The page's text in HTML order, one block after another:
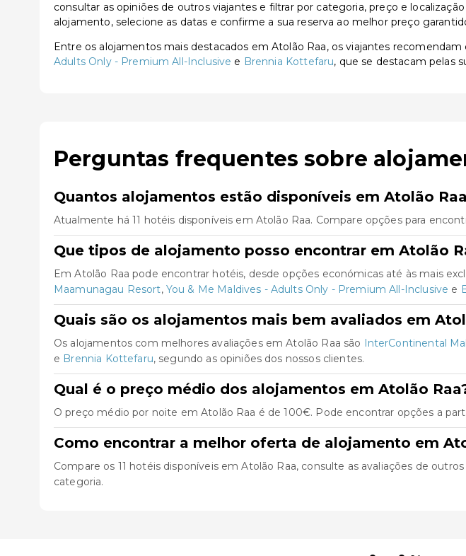
consultar as opiniões de outros viajantes e filtrar por categoria, preço e
alojamento, selecione as datas e confirme a sua reserva ao melhor preço
Entre os alojamentos mais destacados em Atolão Raa, os viajantes
Adults Only - Premium All-Inclusive e Brennia Kottefaru, que se destacam pelas
Perguntas frequentes sobre
Quantos alojamentos estão disponíveis em Atolão
Atualmente há 11 hotéis disponíveis em Atolão Raa. Compare opções para
Que tipos de alojamento posso encontrar em Atolão
Em Atolão Raa pode encontrar hotéis, desde opções económicas até às mais
Maamunagau Resort, You & Me Maldives - Adults Only - Premium All-Inclusive e
Quais são os alojamentos mais bem avaliados em
Os alojamentos com melhores avaliações em Atolão Raa são InterContinental
e Brennia Kottefaru, segundo as opiniões dos nossos clientes.
Qual é o preço médio dos alojamentos em Atolão
O preço médio por noite em Atolão Raa é de 100€. Pode encontrar opções a
Como encontrar a melhor oferta de alojamento em
Compare os 11 hotéis disponíveis em Atolão Raa, consulte as avaliações de
categoria.